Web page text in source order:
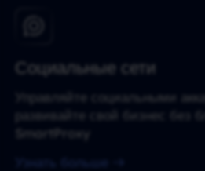
Социальные сети
Управляйте социальными
развивайте свой бизнес без
SmartProxy
Узнать больше